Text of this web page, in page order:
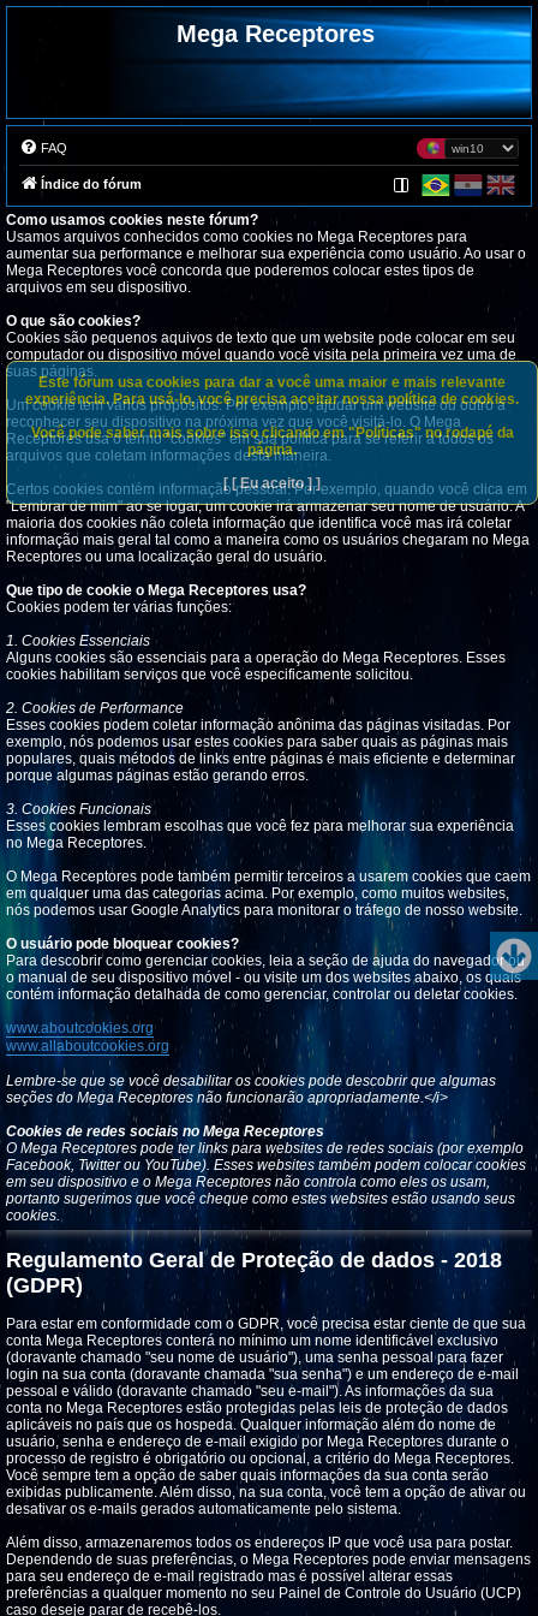
Mega Receptores
FAQ
Índice do fórum
Como usamos cookies neste fórum?
Usamos arquivos conhecidos como cookies no Mega Receptores para
aumentar sua performance e melhorar sua experiência como usuário. Ao usar o
Mega Receptores você concorda que poderemos colocar estes tipos de
arquivos em seu dispositivo.
O que são cookies?
Cookies são pequenos aquivos de texto que um website pode colocar em seu
computador ou dispositivo móvel quando você visita pela primeira vez uma de
suas páginas.
Um cookie tem vários propósitos. Por exemplo, ajudar um website ou outro a
reconhecer seu dispositivo na próxima vez que você visitá-lo. O Mega
Receptores usa o termo "cookies" em sua política para se referir a todos os
arquivos que coletam informações desta maneira.
Certos cookies contém informação pessoal. Por exemplo, quando você clica em
"Lembrar de mim" ao se logar, um cookie irá armazenar seu nome de usuário. A
maioria dos cookies não coleta informação que identifica você mas irá coletar
informação mais geral tal como a maneira como os usuários chegaram no Mega
Receptores ou uma localização geral do usuário.
Que tipo de cookie o Mega Receptores usa?
Cookies podem ter várias funções:
1. Cookies Essenciais
Alguns cookies são essenciais para a operação do Mega Receptores. Esses
cookies habilitam serviços que você especificamente solicitou.
2. Cookies de Performance
Esses cookies podem coletar informação anônima das páginas visitadas. Por
exemplo, nós podemos usar estes cookies para saber quais as páginas mais
populares, quais métodos de links entre páginas é mais eficiente e determinar
porque algumas páginas estão gerando erros.
3. Cookies Funcionais
Esses cookies lembram escolhas que você fez para melhorar sua experiência
no Mega Receptores.
O Mega Receptores pode também permitir terceiros a usarem cookies que caem
em qualquer uma das categorias acima. Por exemplo, como muitos websites,
nós podemos usar Google Analytics para monitorar o tráfego de nosso website.
O usuário pode bloquear cookies?
Para descobrir como gerenciar cookies, leia a seção de ajuda do navegador ou
o manual de seu dispositivo móvel - ou visite um dos websites abaixo, os quais
contém informação detalhada de como gerenciar, controlar ou deletar cookies.
www.aboutcookies.org
www.allaboutcookies.org
Lembre-se que se você desabilitar os cookies pode descobrir que algumas
seções do Mega Receptores não funcionarão apropriadamente.</i>
Cookies de redes sociais no Mega Receptores
O Mega Receptores pode ter links para websites de redes sociais (por exemplo
Facebook, Twitter ou YouTube). Esses websites também podem colocar cookies
em seu dispositivo e o Mega Receptores não controla como eles os usam,
portanto sugerimos que você cheque como estes websites estão usando seus
cookies.
Regulamento Geral de Proteção de dados - 2018
(GDPR)
Para estar em conformidade com o GDPR, você precisa estar ciente de que sua
conta Mega Receptores conterá no mínimo um nome identificável exclusivo
(doravante chamado "seu nome de usuário"), uma senha pessoal para fazer
login na sua conta (doravante chamada "sua senha") e um endereço de e-mail
pessoal e válido (doravante chamado "seu e-mail"). As informações da sua
conta no Mega Receptores estão protegidas pelas leis de proteção de dados
aplicáveis ​​no país que os hospeda. Qualquer informação além do nome de
usuário, senha e endereço de e-mail exigido por Mega Receptores durante o
processo de registro é obrigatório ou opcional, a critério do Mega Receptores.
Você sempre tem a opção de saber quais informações da sua conta serão
exibidas publicamente. Além disso, na sua conta, você tem a opção de ativar ou
desativar os e-mails gerados automaticamente pelo sistema.
Além disso, armazenaremos todos os endereços IP que você usa para postar.
Dependendo de suas preferências, o Mega Receptores pode enviar mensagens
para seu endereço de e-mail registrado mas é possível alterar essas
preferências a qualquer momento no seu Painel de Controle do Usuário (UCP)
caso deseje parar de recebê-los.
Este fórum usa cookies para dar a você uma maior e mais relevante
experiência. Para usá-lo, você precisa aceitar nossa política de cookies.
Você pode saber mais sobre isso clicando em "Políticas" no rodapé da
página.
[ [ Eu aceito ] ]